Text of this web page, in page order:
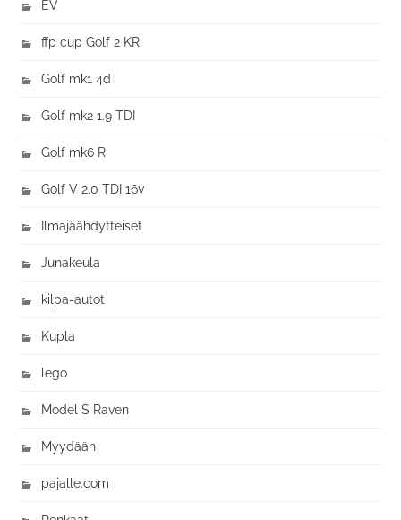
EV
ffp cup Golf 2 KR
Golf mk1 4d
Golf mk2 1.9 TDI
Golf mk6 R
Golf V 2.0 TDI 16v
Ilmajäähdytteiset
Junakeula
kilpa-autot
Kupla
lego
Model S Raven
Myydään
pajalle.com